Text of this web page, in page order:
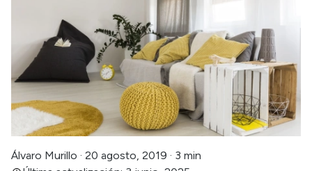
Álvaro Murillo · 20 agosto, 2019 · 3 min